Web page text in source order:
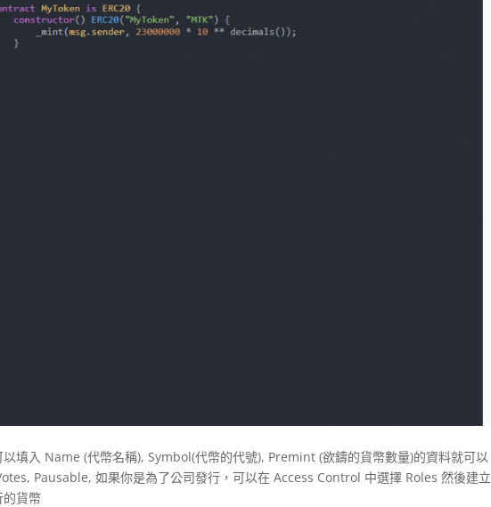
填入 Name (代幣名稱), Symbol(代幣的代號), Premint (欲鑄的貨幣數量)的資料就可以
Pausable, 如果你是為了公司發行，可以在 Access Control 中選擇 Roles 然後建立
的貨幣